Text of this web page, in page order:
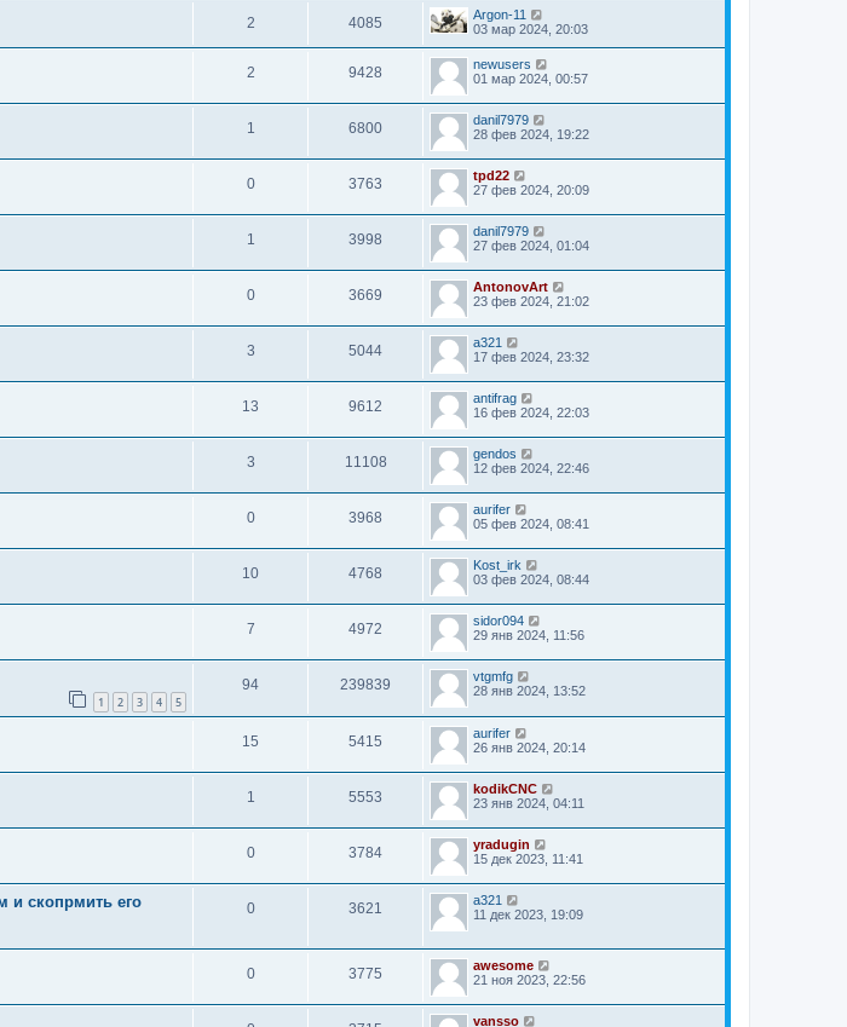
2 4085
Argon-11
03 мар 2024, 20:03
2 9428
newusers
01 мар 2024, 00:57
1 6800
danil7979
28 фев 2024, 19:22
0 3763
tpd22
27 фев 2024, 20:09
1 3998
danil7979
27 фев 2024, 01:04
0 3669
AntonovArt
23 фев 2024, 21:02
3 5044
a321
17 фев 2024, 23:32
13 9612
antifrag
16 фев 2024, 22:03
3 11108
gendos
12 фев 2024, 22:46
0 3968
aurifer
05 фев 2024, 08:41
10 4768
Kost_irk
03 фев 2024, 08:44
7 4972
sidor094
29 янв 2024, 11:56
1 2 3 4 5
94 239839
vtgmfg
28 янв 2024, 13:52
15 5415
aurifer
26 янв 2024, 20:14
1 5553
kodikCNC
23 янв 2024, 04:11
0 3784
yradugin
15 дек 2023, 11:41
и скопрмить его
0 3621
a321
11 дек 2023, 19:09
0 3775
awesome
21 ноя 2023, 22:56
vansso